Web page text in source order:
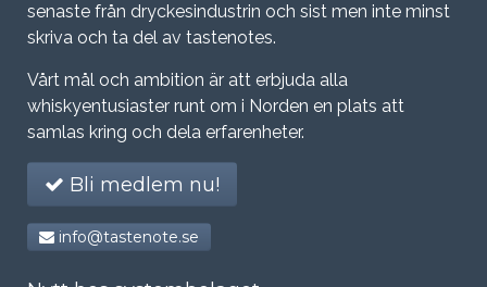
senaste från dryckesindustrin och sist men inte minst
skriva och ta del av tastenotes.
Vårt mål och ambition är att erbjuda alla
whiskyentusiaster runt om i Norden en plats att
samlas kring och dela erfarenheter.
Bli medlem nu!
info@tastenote.se